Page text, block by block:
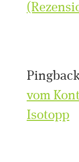
vom
Isotopp